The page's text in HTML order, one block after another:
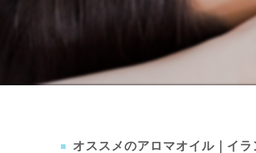
オススメのアロマオイル｜イ